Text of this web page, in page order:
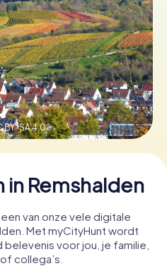
tickets
BY-SA 4.0
Remshalden
van onze vele digitale
Met myCityHunt wordt
voor jou, je familie,
collega’s.